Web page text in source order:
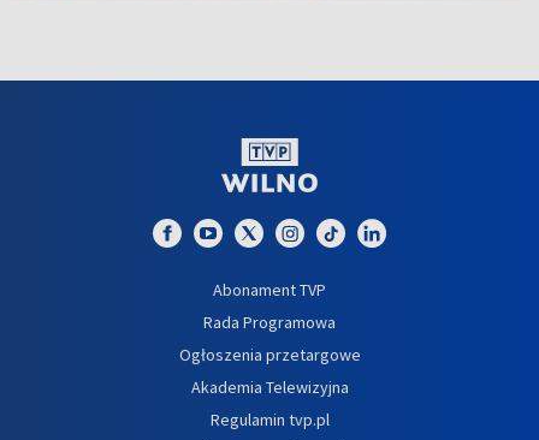
Abonament TVP
Rada Programowa
Ogłoszenia przetargowe
Akademia Telewizyjna
Regulamin tvp.pl